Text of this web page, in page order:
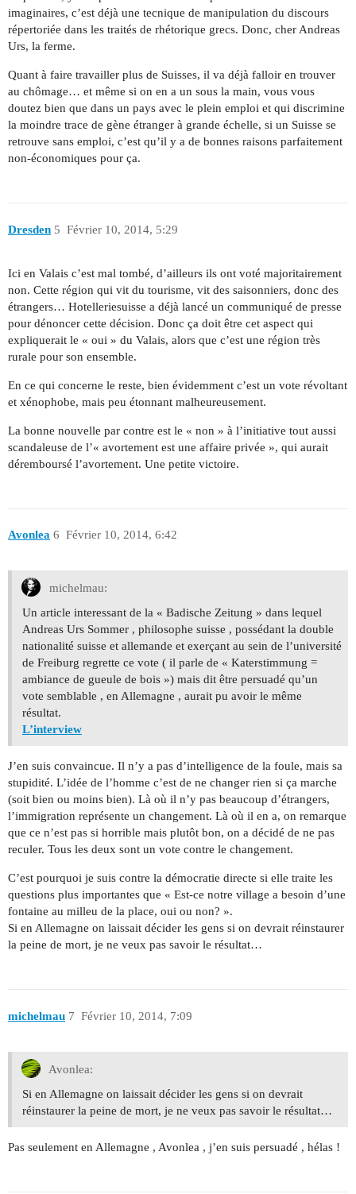
imaginaires, c’est déjà une tecnique de manipulation du discours
répertoriée dans les traités de rhétorique grecs. Donc, cher Andreas
Urs, la ferme.
Quant à faire travailler plus de Suisses, il va déjà falloir en trouver
au chômage… et même si on en a un sous la main, vous vous
doutez bien que dans un pays avec le plein emploi et qui discrimine
la moindre trace de gène étranger à grande échelle, si un Suisse se
retrouve sans emploi, c’est qu’il y a de bonnes raisons parfaitement
non-économiques pour ça.
Dresden Février 10, 2014, 5:29
5
Ici en Valais c’est mal tombé, d’ailleurs ils ont voté majoritairement
non. Cette région qui vit du tourisme, vit des saisonniers, donc des
étrangers… Hotelleriesuisse a déjà lancé un communiqué de presse
pour dénoncer cette décision. Donc ça doit être cet aspect qui
expliquerait le « oui » du Valais, alors que c’est une région très
rurale pour son ensemble.
En ce qui concerne le reste, bien évidemment c’est un vote révoltant
et xénophobe, mais peu étonnant malheureusement.
La bonne nouvelle par contre est le « non » à l’initiative tout aussi
scandaleuse de l’« avortement est une affaire privée », qui aurait
déremboursé l’avortement. Une petite victoire.
Avonlea Février 10, 2014, 6:42
6
michelmau:
Un article interessant de la « Badische Zeitung » dans lequel
Andreas Urs Sommer , philosophe suisse , possédant la double
nationalité suisse et allemande et exerçant au sein de l’université
de Freiburg regrette ce vote ( il parle de « Katerstimmung =
ambiance de gueule de bois ») mais dit être persuadé qu’un
vote semblable , en Allemagne , aurait pu avoir le même
résultat.
L’interview
J’en suis convaincue. Il n’y a pas d’intelligence de la foule, mais sa
stupidité. L’idée de l’homme c’est de ne changer rien si ça marche
(soit bien ou moins bien). Là où il n’y pas beaucoup d’étrangers,
l’immigration représente un changement. Là où il en a, on remarque
que ce n’est pas si horrible mais plutôt bon, on a décidé de ne pas
reculer. Tous les deux sont un vote contre le changement.
C’est pourquoi je suis contre la démocratie directe si elle traite les
questions plus importantes que « Est-ce notre village a besoin d’une
fontaine au milleu de la place, oui ou non? ».
Si en Allemagne on laissait décider les gens si on devrait réinstaurer
la peine de mort, je ne veux pas savoir le résultat…
michelmau Février 10, 2014, 7:09
7
Avonlea:
Si en Allemagne on laissait décider les gens si on devrait
réinstaurer la peine de mort, je ne veux pas savoir le résultat…
Pas seulement en Allemagne , Avonlea , j’en suis persuadé , hélas !